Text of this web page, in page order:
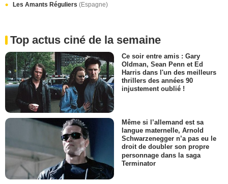
Les Amants Réguliers (Espagne)
Top actus ciné de la semaine
Ce soir entre amis : Gary
Oldman, Sean Penn et Ed
Harris dans l'un des meilleurs
thrillers des années 90
injustement oublié !
Même si l’allemand est sa
langue maternelle, Arnold
Schwarzenegger n’a pas eu le
droit de doubler son propre
personnage dans la saga
Terminator